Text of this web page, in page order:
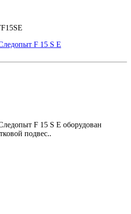
F 15 S E
F 15 S E оборудован
подвес..